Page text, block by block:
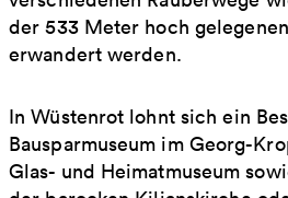
der 533 Meter hoch
erwandert werden.
In Wüstenrot lohnt sich ein
Bausparmuseum im Georg-
Glas- und Heimatmuseum